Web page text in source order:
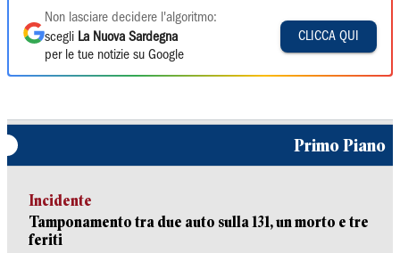
Non lasciare decidere l'algoritmo:
scegli La Nuova Sardegna
per le tue notizie su Google
CLICCA QUI
Primo Piano
Incidente
Tamponamento tra due auto sulla 131, un morto e tre
feriti